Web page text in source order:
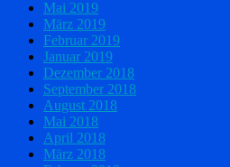
Mai 2019
März 2019
Februar 2019
Januar 2019
Dezember 2018
September 2018
August 2018
Mai 2018
April 2018
März 2018